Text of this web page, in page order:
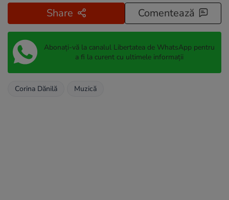
Share Comentează
Abonați-vă la canalul Libertatea de WhatsApp pentru
a fi la curent cu ultimele informații
Corina Dănilă Muzică